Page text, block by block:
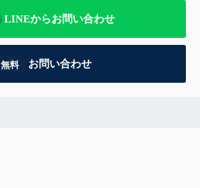
LINEからお問い合わせ
無料 お問い合わせ